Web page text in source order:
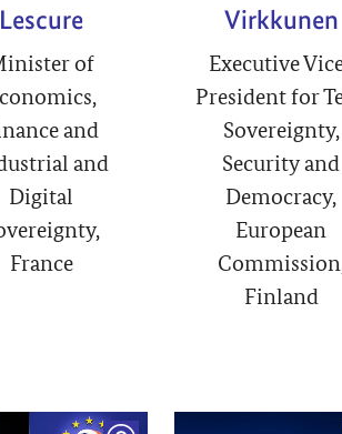
Lescure
of
and
and
Digital
France
Virkkunen
Executive
President for
Sovereignty,
Security and
Democracy,
European
Finland